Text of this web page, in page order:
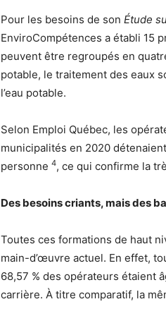
Pour les besoins de son Étude
EnviroCompétences a établi 15
peuvent être regroupés en
potable, le traitement des eaux
l’eau potable.
Selon Emploi Québec, les
municipalités en 2020
personne 4, ce qui confirme la
Des besoins criants, mais des
Toutes ces formations de haut
main-d’œuvre actuel. En effet,
68,57 % des opérateurs étaient
carrière. À titre comparatif, la